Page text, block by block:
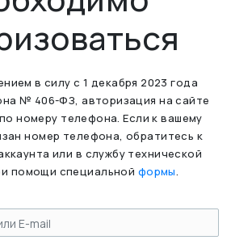
в силу с 1 декабря 2023 года
№ 406-ФЗ, авторизация на сайте
номеру телефона. Если к вашему
номер телефона, обратитесь к
или в службу технической
помощи специальной формы.